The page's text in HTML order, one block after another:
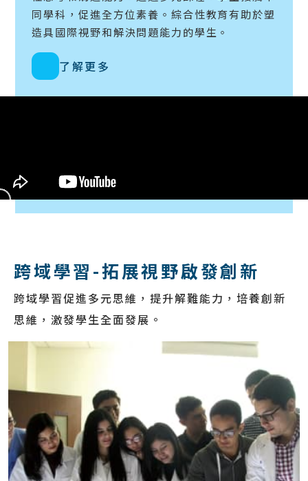
同學科，促進全方位素養。綜合性教育有助於塑
造具國際視野和解決問題能力的學生。
了解更多
跨域學習-拓展視野啟發創新
跨域學習促進多元思維，提升解難能力，培養創新
思維，激發學生全面發展。